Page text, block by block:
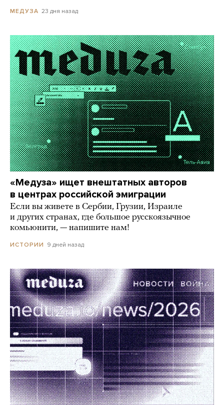
МЕДУЗА 23 дня назад
«Медуза» ищет внештатных авторов
в центрах российской эмиграции
Если вы живете в Сербии, Грузии, Израиле
и других странах, где большое русскоязычное
комьюнити, — напишите нам!
ИСТОРИИ 9 дней назад